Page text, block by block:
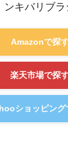
ンキバリブラ
Amazonで探
楽天市場で探
ショッピング